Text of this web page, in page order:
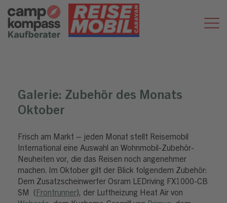
Galerie: Zubehör des Monats
Oktober
Frisch am Markt – jeden Monat stellt Reisemobil
International eine Auswahl an Wohnmobil-Zubehör-
Neuheiten vor, die das Reisen noch angenehmer
machen. Im Oktober gilt der Blick folgendem Zubehör:
Dem Zusatzscheinwerfer Osram LEDriving FX1000-CB
SM ( Frontrunner), der Luftheizung Heat Air von